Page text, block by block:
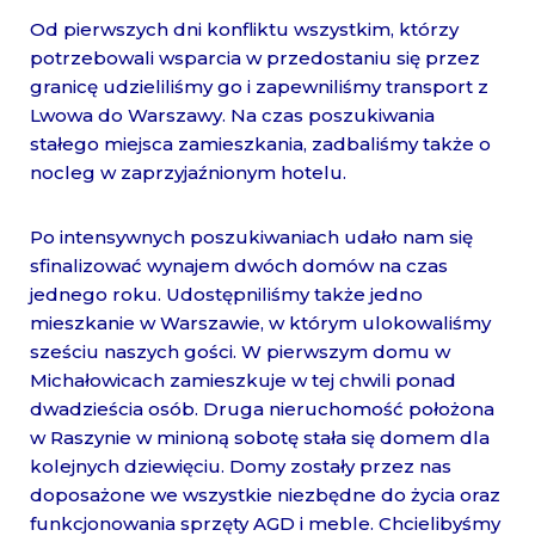
Od pierwszych dni konfliktu wszystkim, którzy
potrzebowali wsparcia w przedostaniu się przez
granicę udzieliliśmy go i zapewniliśmy transport z
Lwowa do Warszawy. Na czas poszukiwania
stałego miejsca zamieszkania, zadbaliśmy także o
nocleg w zaprzyjaźnionym hotelu.
Po intensywnych poszukiwaniach udało nam się
sfinalizować wynajem dwóch domów na czas
jednego roku. Udostępniliśmy także jedno
mieszkanie w Warszawie, w którym ulokowaliśmy
sześciu naszych gości. W pierwszym domu w
Michałowicach zamieszkuje w tej chwili ponad
dwadzieścia osób. Druga nieruchomość położona
w Raszynie w minioną sobotę stała się domem dla
kolejnych dziewięciu. Domy zostały przez nas
doposażone we wszystkie niezbędne do życia oraz
funkcjonowania sprzęty AGD i meble. Chcielibyśmy